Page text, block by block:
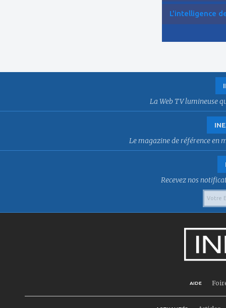
L'intelligence
La Web TV lumineuse
Le magazine de référence en
Recevez nos
AIDE